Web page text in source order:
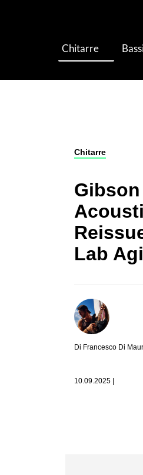
Chitarre
Chitarre
Lab
Di Francesco Di
10.09.2025 |